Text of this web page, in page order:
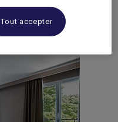
Tout accepter